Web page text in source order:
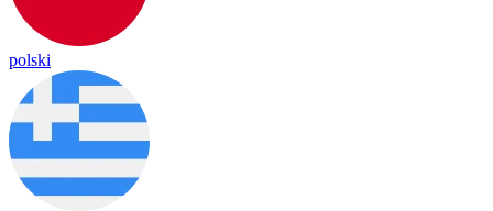
polski